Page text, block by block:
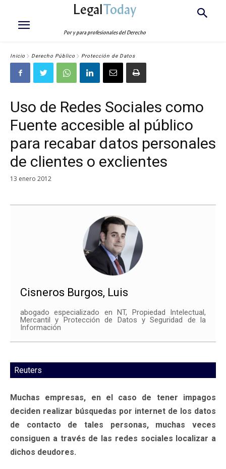
LegalToday
Por y para profesionales del Derecho
Inicio Derecho Público Protección de Datos
Uso de Redes Sociales como
Fuente accesible al público
para recabar datos personales
de clientes o exclientes
13 enero 2012
Cisneros Burgos, Luis
abogado especializado en NT, Propiedad Intelectual,
Mercantil y Protección de Datos y Seguridad de la
Información
Reuters
Muchas empresas, en el caso de tener impagos
deciden realizar búsquedas por internet de los datos
de contacto de tales personas, muchas veces
consiguen a través de las redes sociales localizar a
dichos deudores.